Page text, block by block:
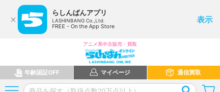
らしんばんアプリ
LASHINBANG Co.,Ltd.
FREE - On the App Store
表示
アニメ系中古販売・買取
年齢認証OFF マイページ 通信買取